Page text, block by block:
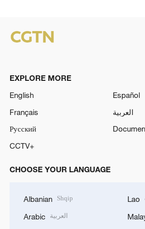
EXPLORE MORE
English
Español
Français
العربية
Русский
CCTV+
CHOOSE YOUR LANGUAGE
Albanian Shqip
Arabic العربية
Lao